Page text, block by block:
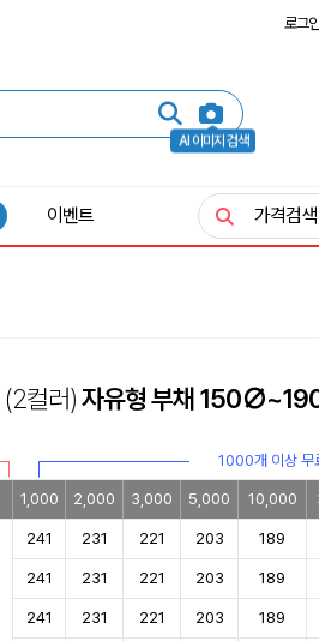
로그인
AI 이미지 검색
이벤트 가격검색
(2컬러)자유형 부채
1000개 이상 무
1,000 2,000 3,000 5,000 10,000
241 231 221 203 189
241 231 221 203 189
241 231 221 203 189